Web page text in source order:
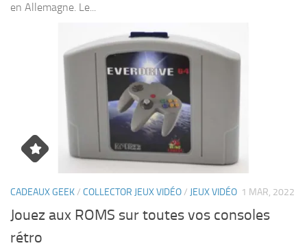
en Allemagne. Le...
CADEAUX GEEK/ COLLECTOR JEUX VIDÉO/ JEUX VIDÉO 1 MAR, 2022
Jouez aux ROMS sur toutes vos consoles
rétro